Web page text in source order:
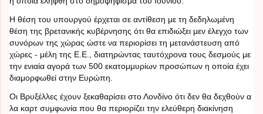
Η θέση του υπουργού έρχεται σε αντίθεση με τη δεδηλωμένη
θέση της βρετανικής κυβέρνησης ότι θα επιδιώξει μεν έλεγχο των
συνόρων της χώρας ώστε να περιορίσει τη μετανάστευση από
χώρες - μέλη της Ε.Ε., διατηρώντας ταυτόχρονα τους δεσμούς με
την ενιαία αγορά των 500 εκατομμυρίων προσώπων η οποία έχει
διαμορφωθεί στην Ευρώπη.
Οι Βρυξέλλες έχουν ξεκαθαρίσει στο Λονδίνο ότι δεν θα δεχθούν α
λα καρτ συμφωνία που θα περιορίζει την ελεύθερη διακίνηση